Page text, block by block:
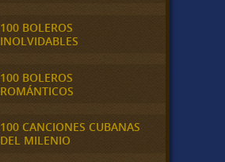
100 BOLEROS
INOLVIDABLES
100 BOLEROS
ROMÁNTICOS
100 CANCIONES CUBANAS
DEL MILENIO